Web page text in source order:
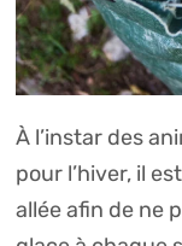
À l’instar des
pour l’hiver, il
allée afin de ne